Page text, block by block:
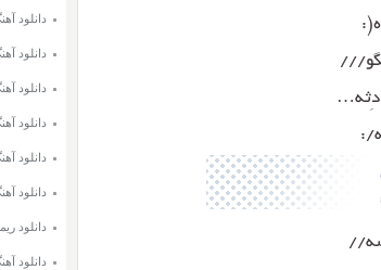
:
دانلود
دانلود
دانلود
دانلود
دانلود
دانلود
دانلود
دانلود